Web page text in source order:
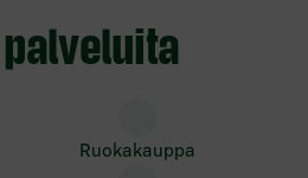
ruokakauppa